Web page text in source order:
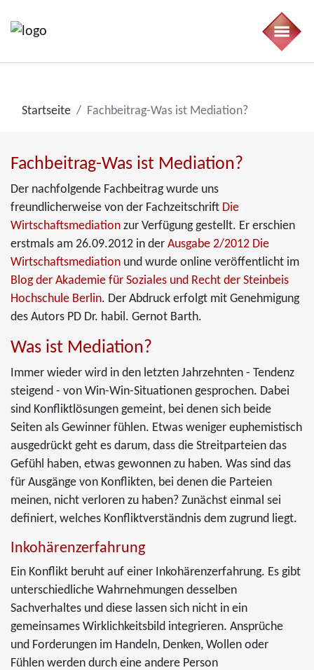
Startseite Fachbeitrag-Was ist Mediation?
Fachbeitrag-Was ist Mediation?
Der nachfolgende Fachbeitrag wurde uns
freundlicherweise von der Fachzeitschrift Die
Wirtschaftsmediation zur Verfügung gestellt. Er erschien
erstmals am 26.09.2012 in der Ausgabe 2/2012 Die
Wirtschaftsmediation und wurde online veröffentlicht im
Blog der Akademie für Soziales und Recht der Steinbeis
Hochschule Berlin. Der Abdruck erfolgt mit Genehmigung
des Autors PD Dr. habil. Gernot Barth.
Was ist Mediation?
Immer wieder wird in den letzten Jahrzehnten - Tendenz
steigend - von Win-Win-Situationen gesprochen. Dabei
sind Konfliktlösungen gemeint, bei denen sich beide
Seiten als Gewinner fühlen. Etwas weniger euphemistisch
ausgedrückt geht es darum, dass die Streitparteien das
Gefühl haben, etwas gewonnen zu haben. Was sind das
für Ausgänge von Konflikten, bei denen die Parteien
meinen, nicht verloren zu haben? Zunächst einmal sei
definiert, welches Konfliktverständnis dem zugrund liegt.
Inkohärenzerfahrung
Ein Konflikt beruht auf einer Inkohärenzerfahrung. Es gibt
unterschiedliche Wahrnehmungen desselben
Sachverhaltes und diese lassen sich nicht in ein
gemeinsames Wirklichkeitsbild integrieren. Ansprüche
und Forderungen im Handeln, Denken, Wollen oder
Fühlen werden durch eine andere Person